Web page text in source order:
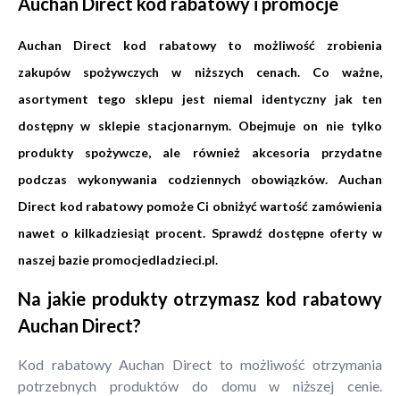
Auchan Direct kod rabatowy to możliwość zrobienia
zakupów spożywczych w niższych cenach. Co ważne,
asortyment tego sklepu jest niemal identyczny jak ten
dostępny w sklepie stacjonarnym. Obejmuje on nie tylko
produkty spożywcze, ale również akcesoria przydatne
podczas wykonywania codziennych obowiązków. Auchan
Direct kod rabatowy pomoże Ci obniżyć wartość zamówienia
nawet o kilkadziesiąt procent. Sprawdź dostępne oferty w
naszej bazie promocjedladzieci.pl.
Na jakie produkty otrzymasz kod rabatowy
Auchan Direct?
Kod rabatowy Auchan Direct to możliwość otrzymania
potrzebnych produktów do domu w niższej cenie.